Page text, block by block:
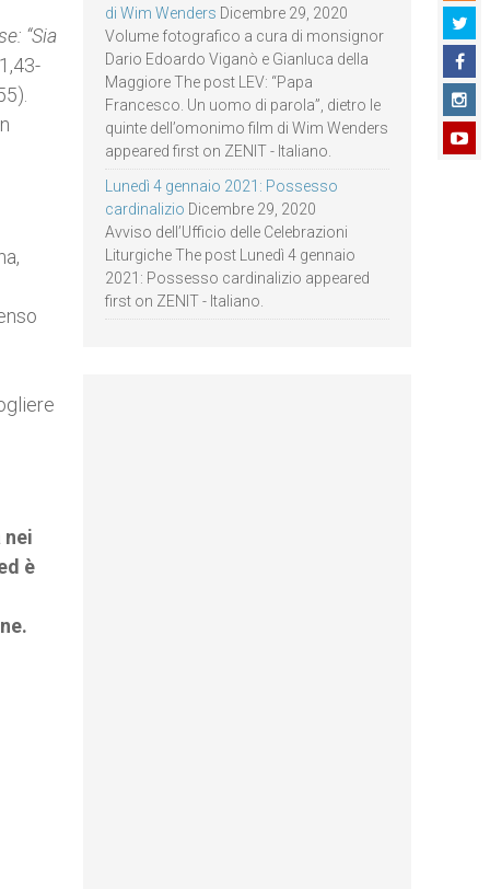
“Sia
nei
è
di Wim Wenders Dicembre 29, 2020
Volume fotografico a cura di monsignor
Dario Edoardo Viganò e Gianluca della
Maggiore The post LEV: “Papa
Francesco. Un uomo di parola”, dietro le
quinte dell’omonimo film di Wim Wenders
appeared first on ZENIT - Italiano.
Lunedì 4 gennaio 2021: Possesso
cardinalizio Dicembre 29, 2020
Avviso dell’Ufficio delle Celebrazioni
Liturgiche The post Lunedì 4 gennaio
2021: Possesso cardinalizio appeared
first on ZENIT - Italiano.